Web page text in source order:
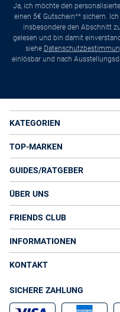
Ja, ich möchte den
einen 5€ Gutschein** sichern.
insbesondere den Abschnitt
gelesen und bin damit
siehe
einlösbar und nach
KATEGORIEN
TOP-MARKEN
GUIDES/RATGEBER
ÜBER UNS
FRIENDS CLUB
INFORMATIONEN
KONTAKT
SICHERE ZAHLUNG